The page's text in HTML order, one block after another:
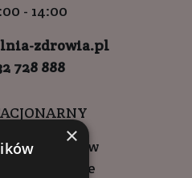
- 14:00
zdrowia.pl
728 888
6, Kraków
Buma Square
×